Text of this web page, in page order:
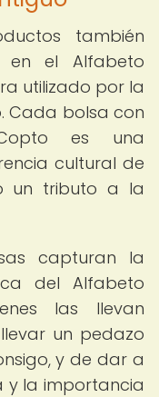
también
en el Alfabeto
utilizado por la
Cada bolsa con
es una
cultural de
un tributo a la
capturan la
del Alfabeto
las llevan
un pedazo
y de dar a
y la importancia